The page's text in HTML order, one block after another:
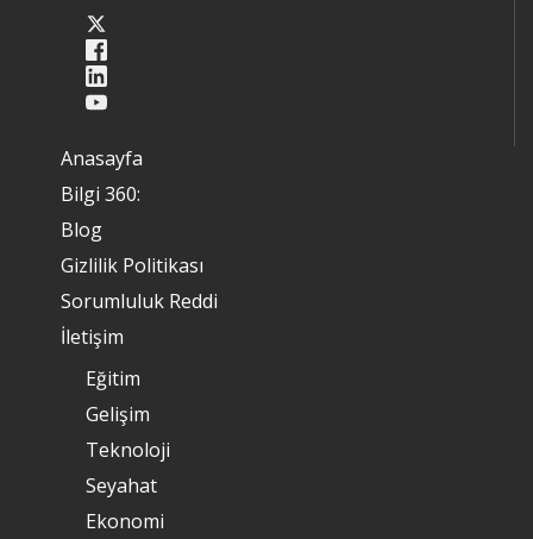
Anasayfa
Bilgi 360:
Blog
Gizlilik Politikası
Sorumluluk Reddi
İletişim
Eğitim
Gelişim
Teknoloji
Seyahat
Ekonomi